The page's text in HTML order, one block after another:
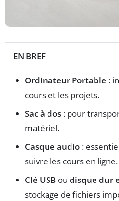
EN BREF
Ordinateur Portable :
cours et les projets.
Sac à dos : pour
matériel.
Casque audio :
suivre les cours en ligne.
Clé USB ou disque dur
stockage de fichiers